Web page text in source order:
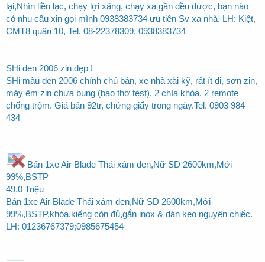
lại,Nhìn liền lạc, chạy lợi xăng, chạy xa gần đều được, bạn nào
có nhu cầu xin gọi mình 0938383734 ưu tiên Sv xa nhà. LH: Kiệt,
CMT8 quận 10, Tel. 08-22378309, 0938383734
SHi đen 2006 zin đẹp !
SHi màu đen 2006 chính chủ bán, xe nhà xài kỹ, rất ít đi, sơn zin,
máy êm zin chưa bung (bao thợ test), 2 chìa khóa, 2 remote
chống trộm. Giá bán 92tr, chứng giấy trong ngày.Tel. 0903 984
434
Bán 1xe Air Blade Thái xám đen,Nữ SD 2600km,Mới
99%,BSTP
49.0 Triệu
Bán 1xe Air Blade Thái xám đen,Nữ SD 2600km,Mới
99%,BSTP,khóa,kiếng còn đủ,gắn inox & dán keo nguyên chiếc.
LH: 01236767379;0985675454